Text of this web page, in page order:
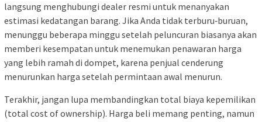
langsung menghubungi dealer resmi untuk menanyakan
estimasi kedatangan barang. Jika Anda tidak terburu‑buruan,
menunggu beberapa minggu setelah peluncuran biasanya akan
memberi kesempatan untuk menemukan penawaran harga
yang lebih ramah di dompet, karena penjual cenderung
menurunkan harga setelah permintaan awal menurun.
Terakhir, jangan lupa membandingkan total biaya kepemilikan
(total cost of ownership). Harga beli memang penting, namun